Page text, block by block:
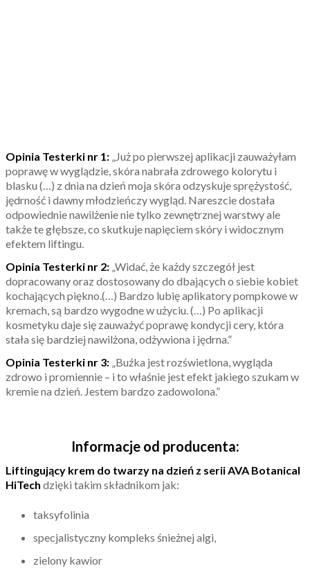
Opinia Testerki nr 1: „Już po pierwszej aplikacji zauważyłam
poprawę w wyglądzie, skóra nabrała zdrowego kolorytu i
blasku (…) z dnia na dzień moja skóra odzyskuje sprężystość,
jędrność i dawny młodzieńczy wygląd. Nareszcie dostała
odpowiednie nawilżenie nie tylko zewnętrznej warstwy ale
także te głębsze, co skutkuje napięciem skóry i widocznym
efektem liftingu.
Opinia Testerki nr 2: „Widać, że każdy szczegół jest
dopracowany oraz dostosowany do dbających o siebie kobiet
kochających piękno.(…) Bardzo lubię aplikatory pompkowe w
kremach, są bardzo wygodne w użyciu. (…) Po aplikacji
kosmetyku daje się zauważyć poprawę kondycji cery, która
stała się bardziej nawilżona, odżywiona i jędrna.”
Opinia Testerki nr 3: „Buźka jest rozświetlona, wygląda
zdrowo i promiennie – i to właśnie jest efekt jakiego szukam w
kremie na dzień. Jestem bardzo zadowolona.”
Informacje od producenta:
Liftingujący krem do twarzy na dzień z serii AVA Botanical
HiTech dzięki takim składnikom jak:
taksyfolinia
specjalistyczny kompleks śnieżnej algi,
zielony kawior